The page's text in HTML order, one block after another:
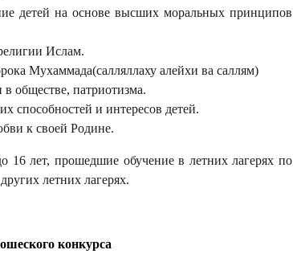
детей на основе высших моральных принципов
Ислам.
Мухаммада(салляллаху алейхи ва саллям)
обществе, патриотизма.
способностей и интересов детей.
к своей Родине.
16 лет, прошедшие обучение в летних лагерях по
летних лагерях.
конкурса